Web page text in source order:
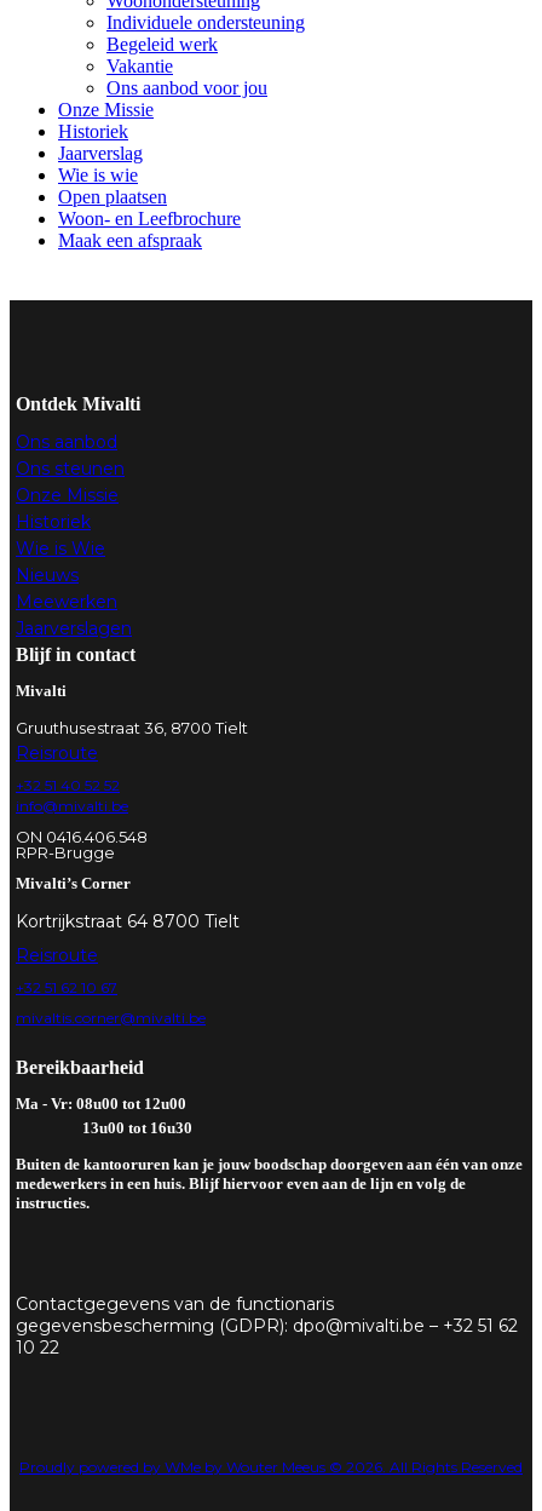
Individuele ondersteuning
Begeleid werk
Vakantie
Ons aanbod voor jou
Onze Missie
Historiek
Jaarverslag
Wie is wie
Open plaatsen
Woon- en Leefbrochure
Maak een afspraak
Ontdek Mivalti
Ons aanbod
Ons steunen
Onze Missie
Historiek
Wie is Wie
Nieuws
Meewerken
Jaarverslagen
Blijf in contact
Mivalti
Gruuthusestraat 36, 8700 Tielt
Reisroute
+32 51 40 52 52
info@mivalti.be
ON 0416.406.548
RPR-Brugge
Mivalti’s Corner
Kortrijkstraat 64 8700 Tielt
Reisroute
+32 51 62 10 67
mivaltis.corner@mivalti.be
Bereikbaarheid
Ma - Vr: 08u00 tot 12u00
13u00 tot 16u30
Buiten de kantooruren kan je jouw boodschap doorgeven aan één van onze
medewerkers in een huis. Blijf hiervoor even aan de lijn en volg de
instructies.
Contactgegevens van de functionaris
gegevensbescherming (GDPR): dpo@mivalti.be – +32 51 62
10 22
Proudly powered by WMe by Wouter Meeus © 2026. All Rights Reserved